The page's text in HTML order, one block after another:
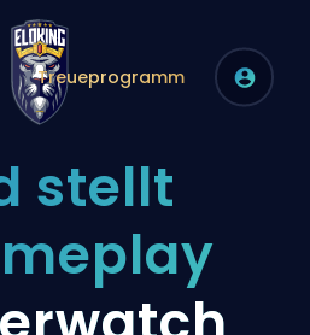
Treueprogramm
stellt